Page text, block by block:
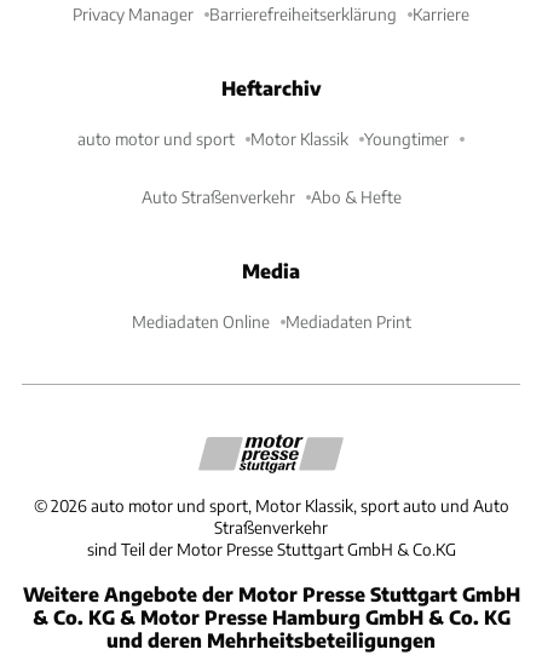
Privacy Manager Barrierefreiheitserklärung Karriere
Heftarchiv
auto motor und sport Motor Klassik Youngtimer
Auto Straßenverkehr Abo & Hefte
Media
Mediadaten Online Mediadaten Print
©2026 auto motor und sport, Motor Klassik, sport auto und Auto
Straßenverkehr
sind Teil der Motor Presse Stuttgart GmbH & Co.KG
Weitere Angebote der Motor Presse Stuttgart GmbH
& Co. KG & Motor Presse Hamburg GmbH & Co. KG
und deren Mehrheitsbeteiligungen